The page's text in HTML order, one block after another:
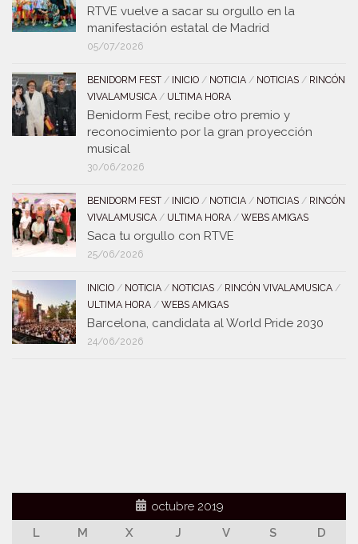
RTVE vuelve a sacar su orgullo en la
manifestación estatal de Madrid
05/07/2026
BENIDORM FEST / INICIO / NOTICIA / NOTICIAS / RINCÓN
VIVALAMUSICA / ULTIMA HORA
Benidorm Fest, recibe otro premio y
reconocimiento por la gran proyección
musical
30/06/2026
BENIDORM FEST / INICIO / NOTICIA / NOTICIAS / RINCÓN
VIVALAMUSICA / ULTIMA HORA / WEBS AMIGAS
Saca tu orgullo con RTVE
25/06/2026
INICIO / NOTICIA / NOTICIAS / RINCÓN VIVALAMUSICA /
ULTIMA HORA / WEBS AMIGAS
Barcelona, candidata al World Pride 2030
24/06/2026
octubre 2019
L
M X J V S
D